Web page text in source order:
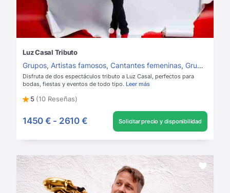
Luz Casal Tributo
Grupos, Artistas famosos, Cantantes femeninas, Grupos de Rock
Disfruta de dos espectáculos tributo a Luz Casal, perfectos para
bodas, fiestas y eventos de todo tipo. Leer más
5 (10 Reseñas)
1450 € - 2610 € Solicitar precio y disponibilidad